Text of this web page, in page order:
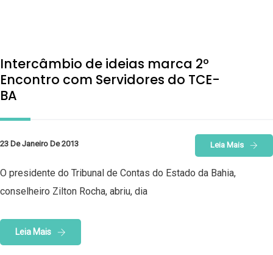
Intercâmbio de ideias marca 2º
Encontro com Servidores do TCE-
BA
23 De Janeiro De 2013 Leia Mais
O presidente do Tribunal de Contas do Estado da Bahia,
conselheiro Zilton Rocha, abriu, dia
Leia Mais